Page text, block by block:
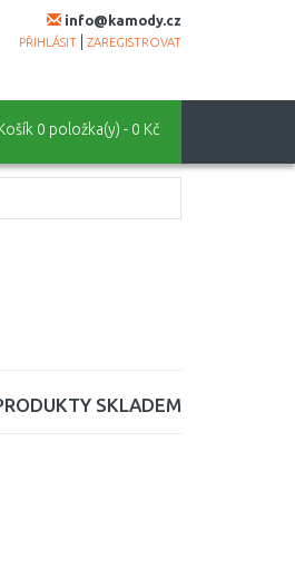
info@kamody.cz
PŘIHLÁSIT ZAREGISTROVAT
0 položka(y) - 0 Kč
SKLADEM